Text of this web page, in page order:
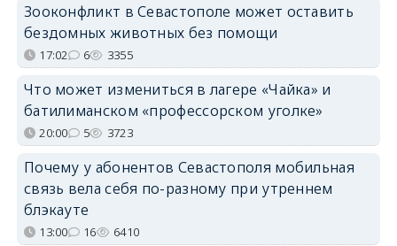
Зооконфликт в Севастополе может оставить
бездомных животных без помощи
17:02 6 3355
Что может измениться в лагере «Чайка» и
батилиманском «профессорском уголке»
20:00 5 3723
Почему у абонентов Севастополя мобильная
связь вела себя по-разному при утреннем
блэкауте
13:00 16 6410